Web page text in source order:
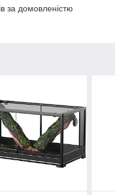
за домовленістю